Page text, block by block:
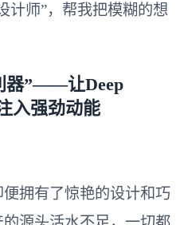
计师”，帮我把模糊的想
器”——让Deep
入强劲动能
拥有了惊艳的设计和巧